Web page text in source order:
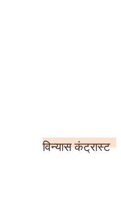
विन्यास कंट्रास्ट